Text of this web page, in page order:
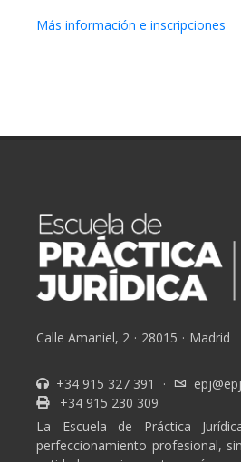
Más información e inscripciones
Calle Amaniel, 2 · 28015 · Madrid
+34 915 327 391 ·
+34 915 230 309
La Escuela de Práctica
perfeccionamiento profesional,